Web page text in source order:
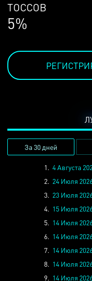
ЛЮДЕЙ
69%
За 30 дней
1. 4 Августа
2. 24 Июля
3. 23 Июля
4. 15 Июля
5. 14 Июля
6. 14 Июля
7. 14 Июля
8. 14 Июля
9. 14 Июля